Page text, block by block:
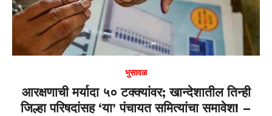
भुसावळ
आरक्षणाची मर्यादा ५० टक्क्यांवर; खान्देशातील तिन्ही
जिल्हा परिषदांसह ‘या’ पंचायत समित्यांचा समावेश! –